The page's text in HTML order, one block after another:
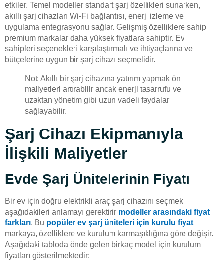
etkiler. Temel modeller standart şarj özellikleri sunarken,
akıllı şarj cihazları Wi-Fi bağlantısı, enerji izleme ve
uygulama entegrasyonu sağlar. Gelişmiş özelliklere sahip
premium markalar daha yüksek fiyatlara sahiptir. Ev
sahipleri seçenekleri karşılaştırmalı ve ihtiyaçlarına ve
bütçelerine uygun bir şarj cihazı seçmelidir.
Not: Akıllı bir şarj cihazına yatırım yapmak ön
maliyetleri artırabilir ancak enerji tasarrufu ve
uzaktan yönetim gibi uzun vadeli faydalar
sağlayabilir.
Şarj Cihazı Ekipmanıyla
İlişkili Maliyetler
Evde Şarj Ünitelerinin Fiyatı
Bir ev için doğru elektrikli araç şarj cihazını seçmek,
aşağıdakileri anlamayı gerektirir modeller arasındaki fiyat
farkları. Bu popüler ev şarj üniteleri için kurulu fiyat
markaya, özelliklere ve kurulum karmaşıklığına göre değişir.
Aşağıdaki tabloda önde gelen birkaç model için kurulum
fiyatları gösterilmektedir: